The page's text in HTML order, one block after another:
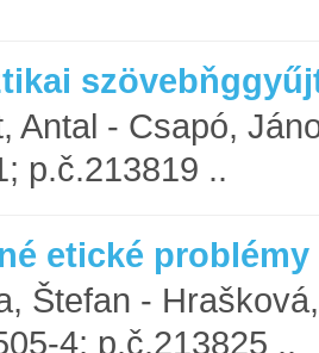
Antal - Csapó,
p.č.213819 ..
etické
Štefan -
4; p.č.213825 ..